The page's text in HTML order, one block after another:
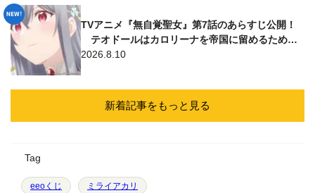
TVアニメ『無自覚聖女』第7話のあらすじ公開！
テオドールはカロリーナを帝国に留めるため…
2026.8.10
新着記事をもっと見る
Tag
eeoくじ ミライアカリ